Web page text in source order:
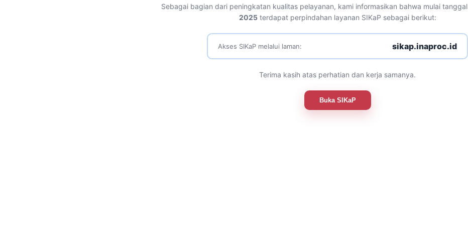
Sebagai bagian dari peningkatan kualitas pelayanan, kami informasikan bahwa mulai tanggal
2025terdapat perpindahan layanan SIKaP sebagai berikut:
Akses SIKaP melalui laman: sikap.inaproc.id
Terima kasih atas perhatian dan kerja samanya.
Buka SIKaP